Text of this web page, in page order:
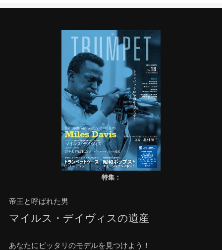
特集：
帝王と呼ばれた男
マイルス・デイヴィスの遺産
あなたにピッタリのモデルを見つけよう！